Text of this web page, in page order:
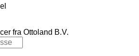
fra Ottoland B.V.